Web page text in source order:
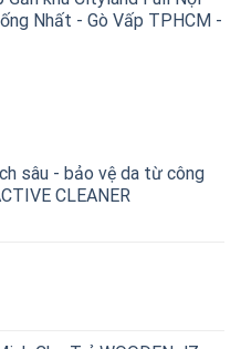
Nhất - Gò Vấp TPHCM -
sâu - bảo vệ da từ công
CLEANER